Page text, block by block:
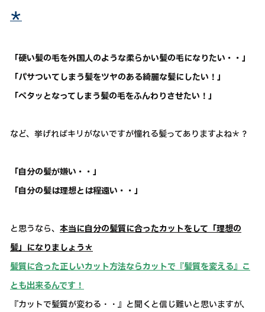
＊
「硬い髪の毛を外国人のような柔らかい髪の毛になりたい・・」
「パサついてしまう髪をツヤのある綺麗な髪にしたい！」
「ペタッとなってしまう髪の毛をふんわりさせたい！」
など、挙げればキリがないですが憧れる髪ってありますよね＊？
「自分の髪が嫌い・・」
「自分の髪は理想とは程遠い・・」
と思うなら、 本当に自分の髪質に合ったカットをして「理想の
髪」になりましょう＊
髪質に合った正しいカット方法ならカットで『髪質を変える』こ
とも出来るんです！
『カットで髪質が変わる・・』と聞くと信じ難いと思いますが、